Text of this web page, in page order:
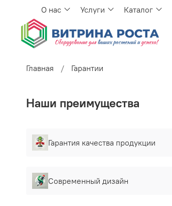
О нас Услуги Каталог
Главная Гарантии
Наши преимущества
Гарантия качества продукции
Современный дизайн